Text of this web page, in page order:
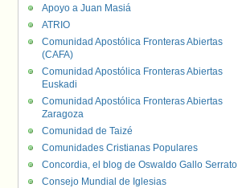
Apoyo a Juan Masiá
ATRIO
Comunidad Apostólica Fronteras Abiertas
(CAFA)
Comunidad Apostólica Fronteras Abiertas
Euskadi
Comunidad Apostólica Fronteras Abiertas
Zaragoza
Comunidad de Taizé
Comunidades Cristianas Populares
Concordia, el blog de Oswaldo Gallo Serrato
Consejo Mundial de Iglesias